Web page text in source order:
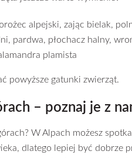
alpejski, zając bielak,
pardwa, płochacz halny,
plamista
powyższe gatunki zwierząt.
– poznaj je z
W Alpach możesz
dlatego lepiej być